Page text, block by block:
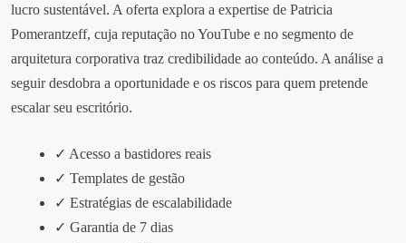
lucro sustentável. A oferta explora a expertise de Patricia
Pomerantzeff, cuja reputação no YouTube e no segmento de
arquitetura corporativa traz credibilidade ao conteúdo. A análise a
seguir desdobra a oportunidade e os riscos para quem pretende
escalar seu escritório.
✓ Acesso a bastidores reais
✓ Templates de gestão
✓ Estratégias de escalabilidade
✓ Garantia de 7 dias